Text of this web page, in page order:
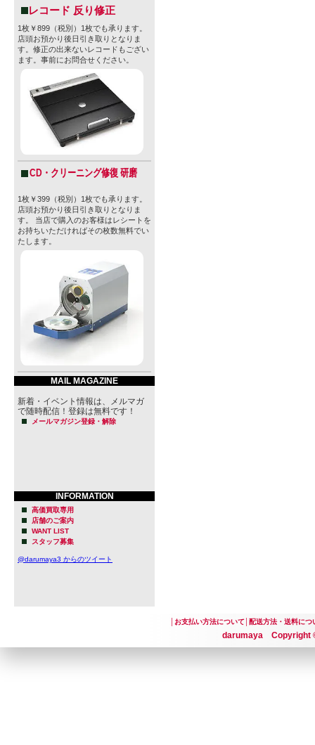
レコード 反り修正
1枚￥899（税別）1枚でも承ります。
店頭お預かり後日引き取りとなりま
す。修正の出来ないレコードもござい
ます。事前にお問合せください。
CD・クリーニング修復 研磨
1枚￥399（税別）1枚でも承ります。
店頭お預かり後日引き取りとなりま
す。 当店で購入のお客様はレシートを
お持ちいただければその枚数無料でい
たします。
MAIL MAGAZINE
新着・イベント情報は、メルマガ
で随時配信！登録は無料です！
メールマガジン登録・解除
INFORMATION
高価買取専用
店舗のご案内
WANT LIST
スタッフ募集
@darumaya3 からのツイート
お支払い方法について│ 配送方法・送料につ
darumaya Copyright